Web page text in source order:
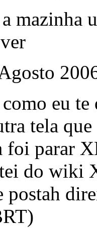
mazinha
eu te
tela
foi parar
do wiki
postah